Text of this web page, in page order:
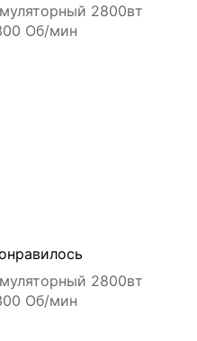
2800вт
Об/мин
2800вт
Об/мин